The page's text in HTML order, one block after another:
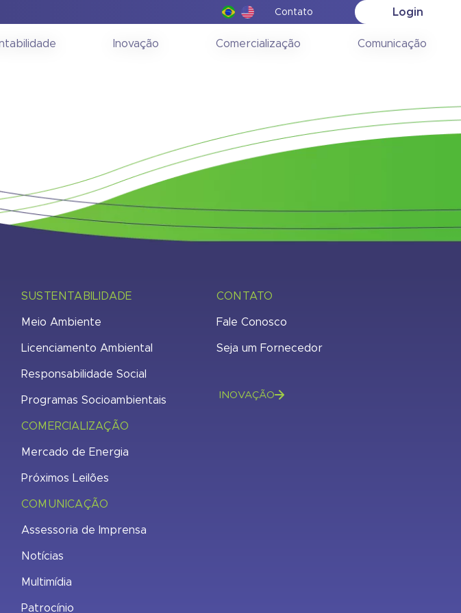
Contato Login
Inovação Comercialização Comunicação
Jirau
SUSTENTABILIDADE
Meio Ambiente
Licenciamento Ambiental
Responsabilidade Social
Programas Socioambientais
COMERCIALIZAÇÃO
Mercado de Energia
Próximos Leilões
COMUNICAÇÃO
Assessoria de Imprensa
Notícias
Multimídia
Patrocínio
CONTATO
Fale Conosco
Seja um Fornecedor
INOVAÇÃO